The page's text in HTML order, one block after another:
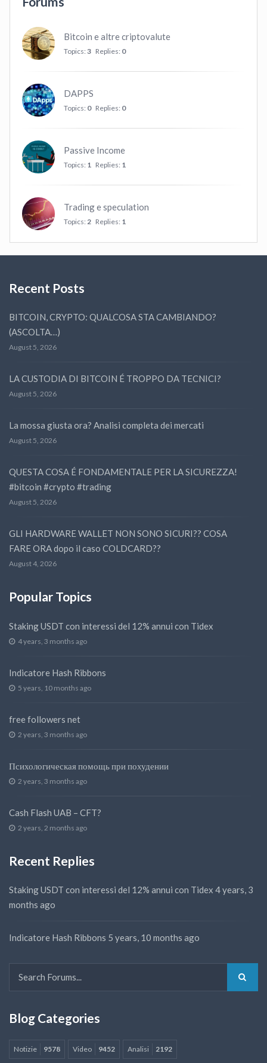
Bitcoin e altre criptovalute
Topics: 3 Replies: 0
DAPPS
Topics: 0 Replies: 0
Passive Income
Topics: 1 Replies: 1
Trading e speculation
Topics: 2 Replies: 1
Recent Posts
BITCOIN, CRYPTO: QUALCOSA STA CAMBIANDO?
(ASCOLTA…)
August 5, 2026
LA CUSTODIA DI BITCOIN É TROPPO DA TECNICI?
August 5, 2026
La mossa giusta ora? Analisi completa dei mercati
August 5, 2026
QUESTA COSA É FONDAMENTALE PER LA SICUREZZA!
#bitcoin #crypto #trading
August 5, 2026
GLI HARDWARE WALLET NON SONO SICURI?? COSA
FARE ORA dopo il caso COLDCARD??
August 4, 2026
Popular Topics
Staking USDT con interessi del 12% annui con Tidex
4 years, 3 months ago
Indicatore Hash Ribbons
5 years, 10 months ago
free followers net
2 years, 3 months ago
Психологическая помощь при похудении
2 years, 3 months ago
Cash Flash UAB – CFT?
2 years, 2 months ago
Recent Replies
Staking USDT con interessi del 12% annui con Tidex 4 years, 3
months ago
Indicatore Hash Ribbons 5 years, 10 months ago
Blog Categories
Notizie 9578 Video 9452 Analisi 2192